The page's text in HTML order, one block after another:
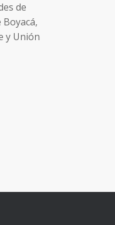
de
y Unión